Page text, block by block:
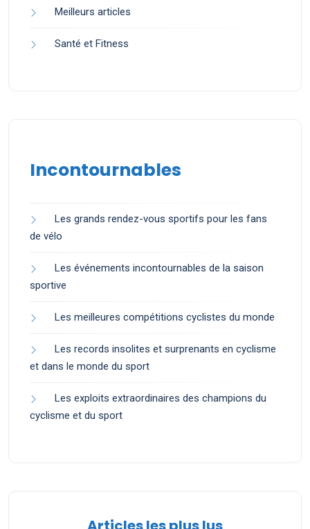
Meilleurs articles
Santé et Fitness
Incontournables
Les grands rendez-vous sportifs pour les fans
de vélo
Les événements incontournables de la saison
sportive
Les meilleures compétitions cyclistes du monde
Les records insolites et surprenants en cyclisme
et dans le monde du sport
Les exploits extraordinaires des champions du
cyclisme et du sport